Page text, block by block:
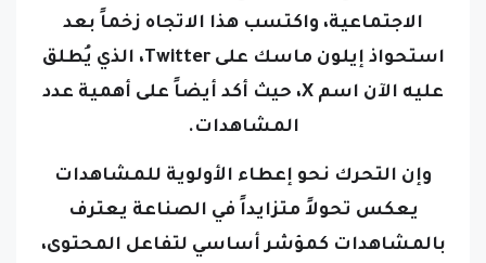
الاجتماعية، واكتسب هذا الاتجاه زخماً بعد
استحواذ إيلون ماسك على Twitter، الذي يُطلق
عليه الآن اسم X، حيث أكد أيضاً على أهمية عدد
المشاهدات.
وإن التحرك نحو إعطاء الأولوية للمشاهدات
يعكس تحولاً متزايداً في الصناعة يعترف
بالمشاهدات كمؤشر أساسي لتفاعل المحتوى،